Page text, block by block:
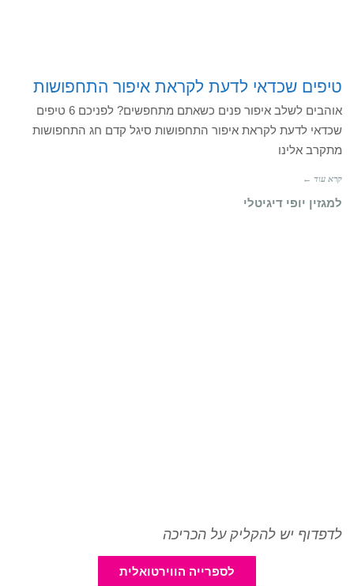
טיפים שכדאי לדעת לקראת איפור התחפושות
אוהבים לשלב איפור פנים כשאתם מתחפשים? לפניכם 6 טיפים
שכדאי לדעת לקראת איפור התחפושות סיגל קדם חג התחפושות
מתקרב אלינו
קרא עוד ←
למגזין יופי דיגיטלי
לדפדוף יש להקליק על הכריכה
לספרייה הווירטואלית